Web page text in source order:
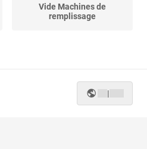
Vide Machines de
remplissage
|